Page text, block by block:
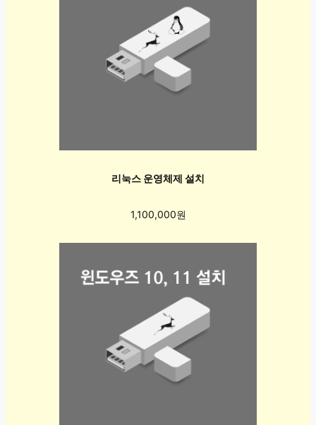
리눅스 운영체제 설치
1,100,000원